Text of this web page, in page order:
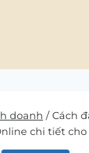
doanh /Cách
chi tiết